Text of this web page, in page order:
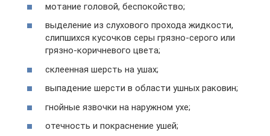
мотание головой, беспокойство;
выделение из слухового прохода жидкости,
слипшихся кусочков серы грязно-серого или
грязно-коричневого цвета;
склеенная шерсть на ушах;
выпадение шерсти в области ушных раковин;
гнойные язвочки на наружном ухе;
отечность и покраснение ушей;